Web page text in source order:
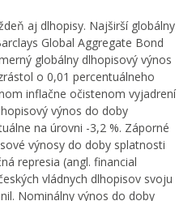
aj dlhopisy. Najširší globálny
Global Aggregate Bond
globálny dlhopisový výnos
o 0,01 percentuálneho
inflačne očistenom vyjadrení
výnos do doby
na úrovni -3,2 %. Záporné
výnosy do doby splatnosti
represia (angl. financial
vládnych dlhopisov svoju
Nominálny výnos do doby